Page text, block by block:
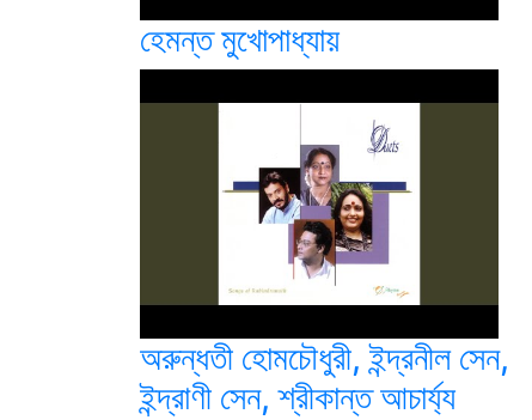
হেমন্ত মুখোপাধ্যায়
অরুন্ধতী হোমচৌধুরী, ইন্দ্রনীল সেন,
ইন্দ্রাণী সেন, শ্রীকান্ত আচার্য্য